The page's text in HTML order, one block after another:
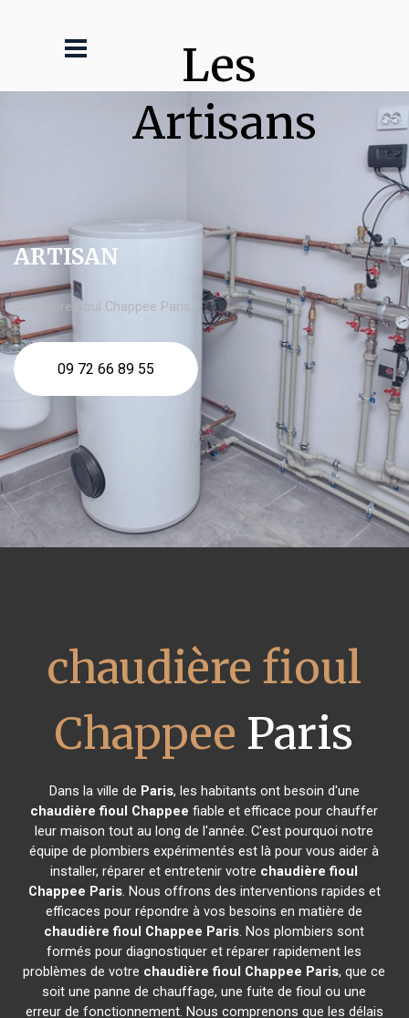
Les
Artisans
ARTISAN
chaudière fioul Chappee Paris
09 72 66 89 55
chaudière fioul
Chappee Paris
Dans la ville de Paris, les habitants ont besoin d'une
chaudière fioul Chappee fiable et efficace pour chauffer
leur maison tout au long de l'année. C'est pourquoi notre
équipe de plombiers expérimentés est là pour vous aider à
installer, réparer et entretenir votre chaudière fioul
Chappee Paris. Nous offrons des interventions rapides et
efficaces pour répondre à vos besoins en matière de
chaudière fioul Chappee Paris. Nos plombiers sont
formés pour diagnostiquer et réparer rapidement les
problèmes de votre chaudière fioul Chappee Paris, que ce
soit une panne de chauffage, une fuite de fioul ou une
erreur de fonctionnement. Nous comprenons que les délais